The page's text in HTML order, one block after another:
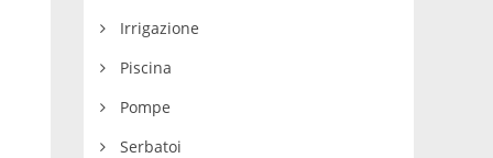
Irrigazione
Piscina
Pompe
Serbatoi